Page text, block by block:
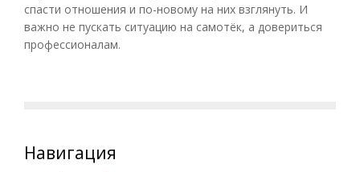
спасти отношения и по-новому на них взглянуть. И
важно не пускать ситуацию на самотёк, а довериться
профессионалам.
Навигация